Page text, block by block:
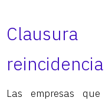
reincidencia
Las empresas